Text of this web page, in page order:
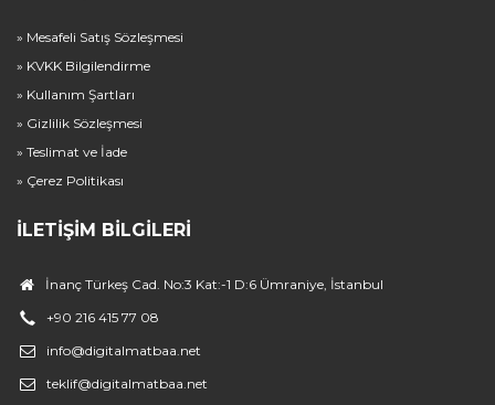
» Mesafeli Satış Sözleşmesi
» KVKK Bilgilendirme
» Kullanım Şartları
» Gizlilik Sözleşmesi
» Teslimat ve İade
» Çerez Politikası
İLETIŞIM BILGILERI
İnanç Türkeş Cad. No:3 Kat:-1 D:6 Ümraniye, İstanbul
+90 216 415 77 08
info@digitalmatbaa.net
teklif@digitalmatbaa.net